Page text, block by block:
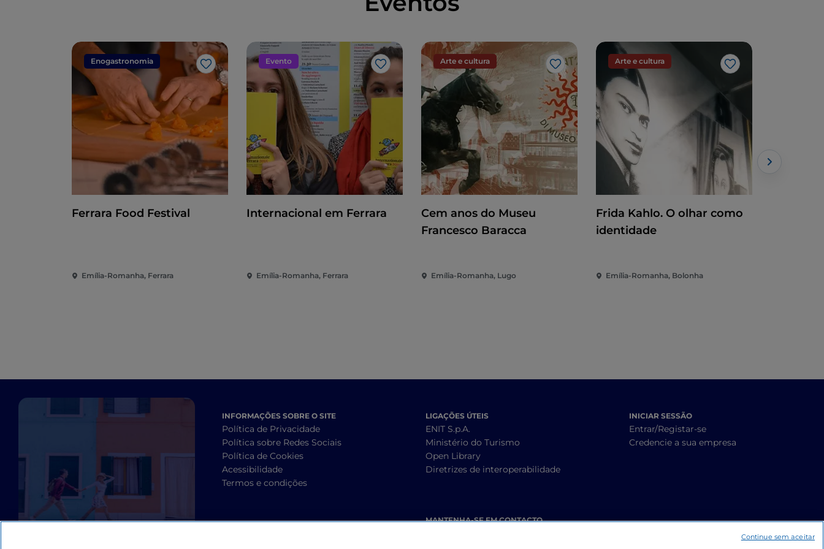
Enogastronomia
Gosto
Ferrara Food Festival
Emília-Romanha, Ferrara
Evento
Gosto
Internacional em Ferrara
Emília-Romanha, Ferrara
Arte e cultura
Gosto
Cem anos do Museu
Francesco Baracca
Emília-Romanha, Lugo
Arte e cultura
Gosto
Frida Kahlo. O olhar como
identidade
Emília-Romanha, Bolonha
INFORMAÇÕES SOBRE O SITE
Política de Privacidade
Política sobre Redes Sociais
Política de Cookies
Acessibilidade
Termos e condições
LIGAÇÕES ÚTEIS
ENIT S.p.A.
Ministério do Turismo
Open Library
Diretrizes de interoperabilidade
MANTENHA-SE EM CONTACTO
INICIAR SESSÃO
Entrar/Registar-se
Credencie a sua empresa
Continue sem aceitar